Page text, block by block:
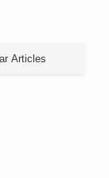
Articles